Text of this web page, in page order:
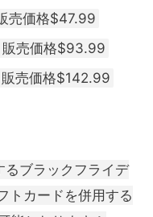
価格$47.99
売価格$93.99
売価格$142.99
るブラックフライデ
トカードを併用する